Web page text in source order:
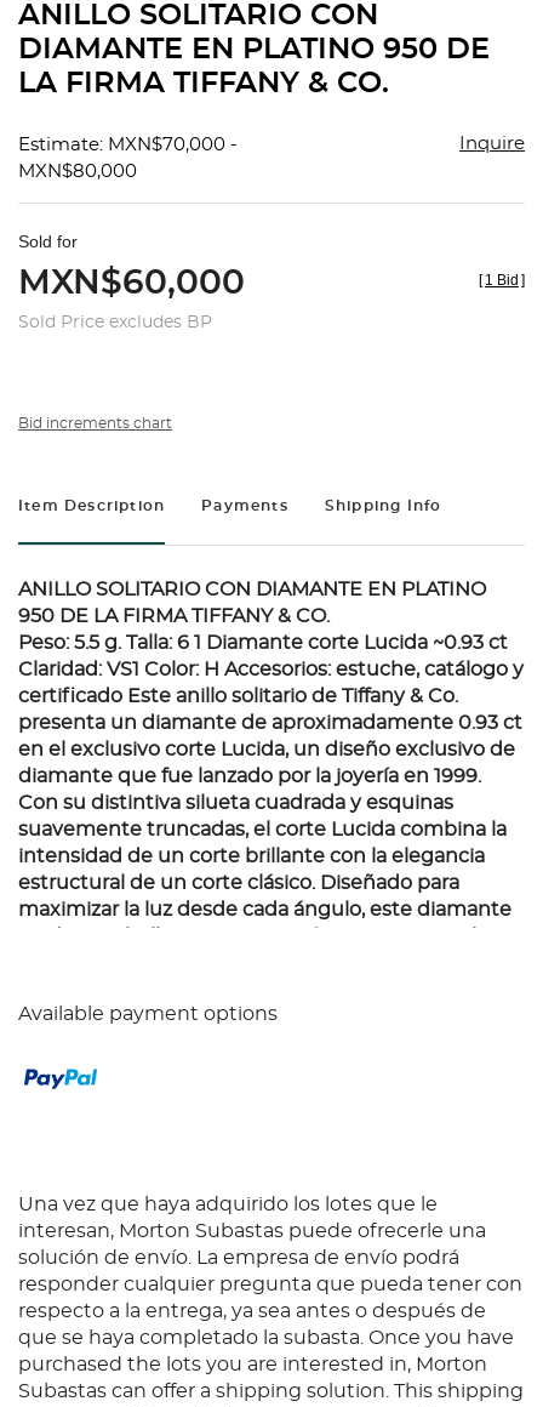
ANILLO SOLITARIO CON
DIAMANTE EN PLATINO 950 DE
LA FIRMA TIFFANY & CO.
Estimate: MXN$70,000 -
MXN$80,000
Inquire
Sold for
MXN$60,000
Sold Price excludes BP
[ 1 Bid ]
Bid increments chart
Item Description Payments Shipping Info
ANILLO SOLITARIO CON DIAMANTE EN PLATINO
950 DE LA FIRMA TIFFANY & CO.
Peso: 5.5 g. Talla: 6 1 Diamante corte Lucida ~0.93 ct
Claridad: VS1 Color: H Accesorios: estuche, catálogo y
certificado Este anillo solitario de Tiffany & Co.
presenta un diamante de aproximadamente 0.93 ct
en el exclusivo corte Lucida, un diseño exclusivo de
diamante que fue lanzado por la joyería en 1999.
Con su distintiva silueta cuadrada y esquinas
suavemente truncadas, el corte Lucida combina la
intensidad de un corte brillante con la elegancia
estructural de un corte clásico. Diseñado para
maximizar la luz desde cada ángulo, este diamante
absoluta. El diamante es una Piedra Heritage Tiffany,
puede ser rastreado, fue adquirido conforme a los
Available payment options
Una vez que haya adquirido los lotes que le
interesan, Morton Subastas puede ofrecerle una
solución de envío. La empresa de envío podrá
responder cualquier pregunta que pueda tener con
respecto a la entrega, ya sea antes o después de
que se haya completado la subasta. Once you have
purchased the lots you are interested in, Morton
Subastas can offer a shipping solution. This shipping